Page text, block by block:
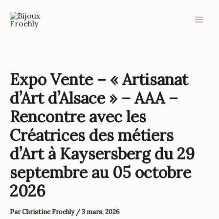
Expo Vente – « Artisanat
d’Art d’Alsace » – AAA –
Rencontre avec les
Créatrices des métiers
d’Art à Kaysersberg du 29
septembre au 05 octobre
2026
ParChristine Froehly /3 mars, 2026